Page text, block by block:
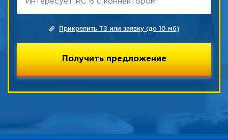
Прикрепить ТЗ или заявку (до 10 мб)